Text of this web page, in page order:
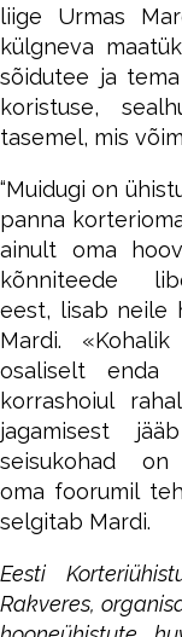
liige Urmas
külgneva
sõidutee ja
koristuse,
tasemel, mis
“Muidugi on
panna
ainult oma
kõnniteede
eest, lisab neile
Mardi.
osaliselt enda
korrashoiul
jagamisest
seisukohad
oma foorumil
selgitab Mardi.
Eesti
Rakveres,